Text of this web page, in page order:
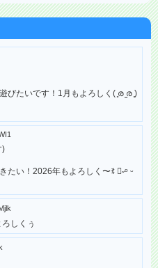
びたいです！1月もよろしく( ͈ര ̫ര ͈)
)
たい！2026年もよろしく〜ꉂ ᳐˶ᵒ ᵕ
しくぅ